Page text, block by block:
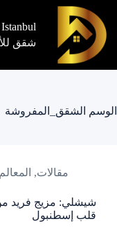
شقق
الوسم الشقق_المفروشة
مقالات,
شيشلي: مزيج فريد من
قلب إسطنبول